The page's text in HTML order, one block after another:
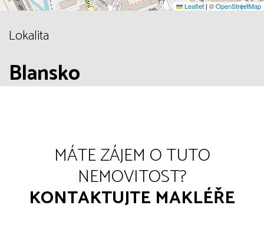
Leaflet | ©OpenStreetMap
Lokalita
Blansko
MÁTE ZÁJEM O TUTO
NEMOVITOST?
KONTAKTUJTE MAKLÉŘE